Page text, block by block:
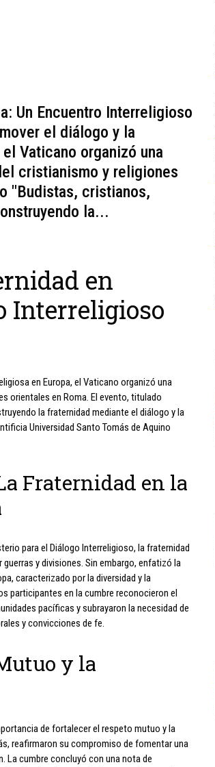
Un Encuentro Interreligioso
el diálogo y la
Vaticano organizó una
cristianismo y religiones
"Budistas, cristianos,
la...
en
Interreligioso
en Europa, el Vaticano organizó una
orientales en Roma. El evento, titulado
la fraternidad mediante el diálogo y la
Universidad Santo Tomás de Aquino
Fraternidad en la
para el Diálogo Interreligioso, la fraternidad
y divisiones. Sin embargo, enfatizó la
caracterizado por la diversidad y la
participantes en la cumbre reconocieron el
pacíficas y subrayaron la necesidad de
y convicciones de fe.
y la
de fortalecer el respeto mutuo y la
reafirmaron su compromiso de fomentar una
La cumbre concluyó con una nota de